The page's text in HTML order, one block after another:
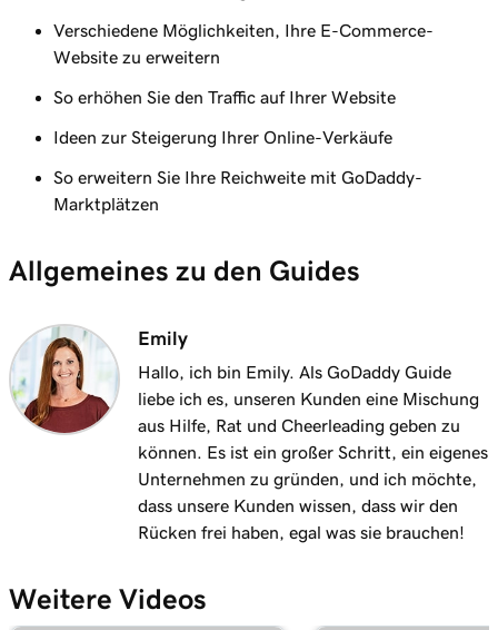
Website hinzu
Lektion 8 (von 12)
Einführung in E-Mail-Automatisierungen
Meine E-Mail-Automatisierungen anpassen
Importieren Sie Produkte von Marktplätzen
Lektion 12 (von 12)
Fügen Sie meinen Online-Shop in Websites +
Marketing hinzu
Verschiedene Möglichkeiten, Ihre E-Commerce-
Website zu erweitern
So erhöhen Sie den Traffic auf Ihrer Website
Ideen zur Steigerung Ihrer Online-Verkäufe
So erweitern Sie Ihre Reichweite mit GoDaddy-
Marktplätzen
Allgemeines zu den Guides
Emily
Hallo, ich bin Emily. Als GoDaddy Guide
liebe ich es, unseren Kunden eine Mischung
aus Hilfe, Rat und Cheerleading geben zu
können. Es ist ein großer Schritt, ein eigenes
Unternehmen zu gründen, und ich möchte,
dass unsere Kunden wissen, dass wir den
Rücken frei haben, egal was sie brauchen!
Weitere Videos